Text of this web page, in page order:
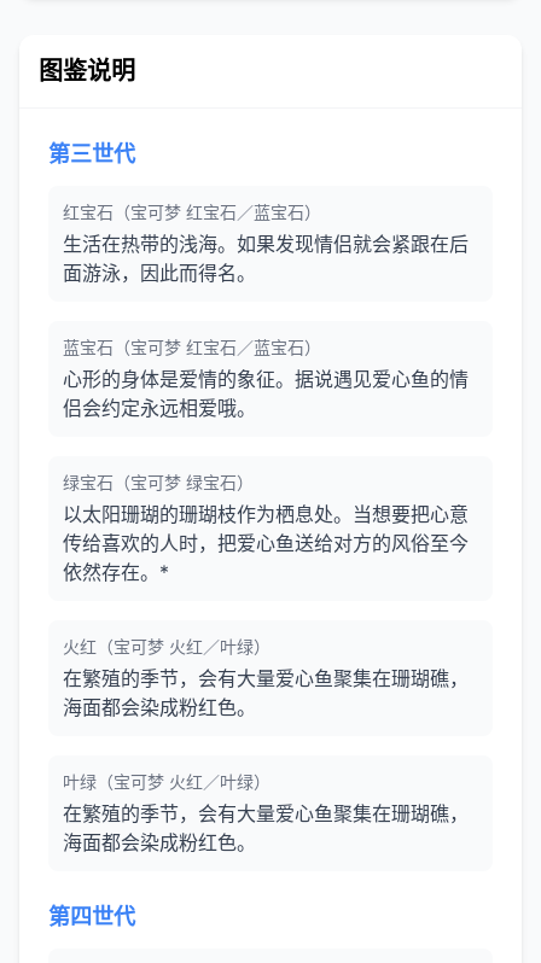
图鉴说明
第三世代
红宝石（宝可梦 红宝石／蓝宝石）
生活在热带的浅海。如果发现情侣就会紧跟在后
面游泳，因此而得名。
蓝宝石（宝可梦 红宝石／蓝宝石）
心形的身体是爱情的象征。据说遇见爱心鱼的情
侣会约定永远相爱哦。
绿宝石（宝可梦 绿宝石）
以太阳珊瑚的珊瑚枝作为栖息处。当想要把心意
传给喜欢的人时，把爱心鱼送给对方的风俗至今
依然存在。*
火红（宝可梦 火红／叶绿）
在繁殖的季节，会有大量爱心鱼聚集在珊瑚礁，
海面都会染成粉红色。
叶绿（宝可梦 火红／叶绿）
在繁殖的季节，会有大量爱心鱼聚集在珊瑚礁，
海面都会染成粉红色。
第四世代